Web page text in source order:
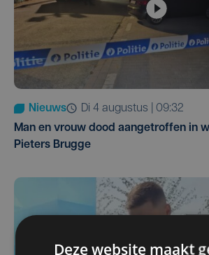
Nieuws
di 4 augustus | 09:32
Man en vrouw dood aangetroffen in
Pieters Brugge
Deze website maakt